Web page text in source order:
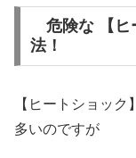
危険な 【ヒ
法！
【ヒートショッ
多いのですが